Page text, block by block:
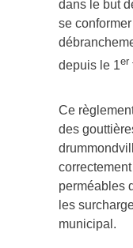
dans le but
se
depuis le 1er
Ce
des
perméables
les
municipal.